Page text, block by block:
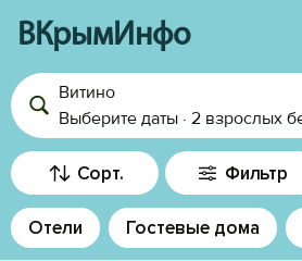
ВКрымИнфо
Войти
Избранное
История просмотра
Витино
Выберите даты · 2 взрослых
Сорт. Фильтр
Отели Гостевые дома